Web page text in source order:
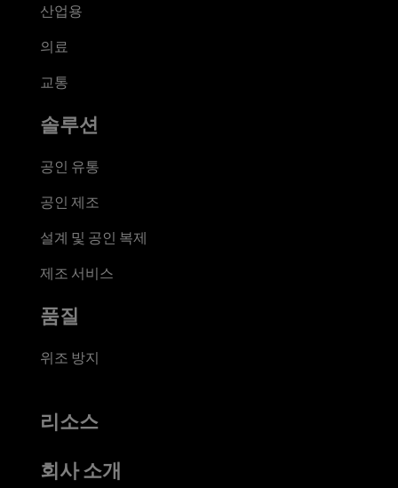
산업용
의료
교통
솔루션
공인 유통
공인 제조
설계 및 공인 복제
제조 서비스
품질
위조 방지
리소스
회사 소개